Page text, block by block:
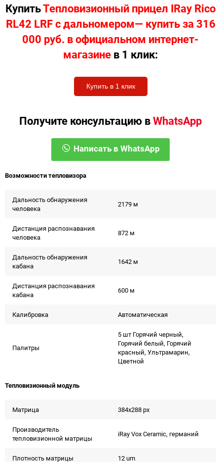
КупитьТепловизионный прицел IRay Rico
RL42 LRF с дальномером— купить за 316
000 руб. в официальном интернет-
магазине в 1 клик:
Купить в 1 клик
Получите консультацию вWhatsApp
Написать в WhatsApp
Возможности тепловизора
Дальность обнаружения
человека
2179 м
Дистанция распознавания
человека
872 м
Дальность обнаружения
кабана
1642 м
Дистанция распознавания
кабана
600 м
Калибровка Автоматическая
Палитры
5 шт Горячий черный,
Горячий белый, Горячий
красный, Ультрамарин,
Цветной
Тепловизионный модуль
Матрица 384x288 px
Производитель
тепловизионной матрицы
iRay Vox Ceramic, германий
Плотность матрицы 12 um